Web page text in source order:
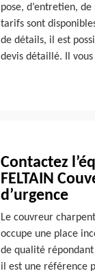
pose, d’entretien,
tarifs sont
de détails, il est
devis détaillé. Il
Contactez
FELTAIN
d’urgence
Le couvreur
occupe une place
de qualité répondant
il est une référence